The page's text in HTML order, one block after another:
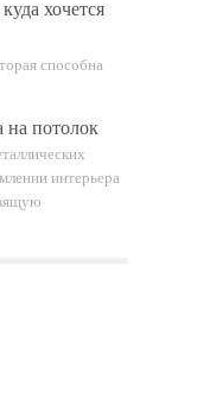
хочется
способна
на потолок
интерьера